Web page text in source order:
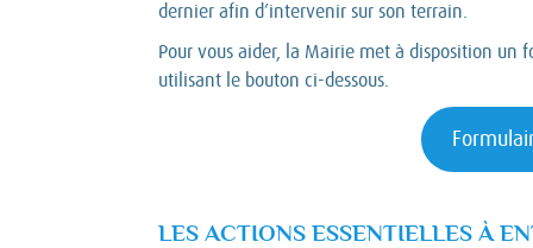
dernier afin d’intervenir sur son terrain.
Pour vous aider, la Mairie met à disposition un
utilisant le bouton ci-dessous.
LES ACTIONS ESSENTIELLES À